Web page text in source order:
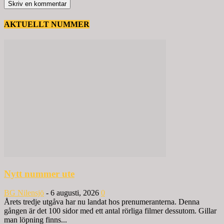
AKTUELLT NUMMER
Nytt nummer ute
BG Nilensjö - 6 augusti, 2026 0
Årets tredje utgåva har nu landat hos prenumeranterna. Denna
gången är det 100 sidor med ett antal rörliga filmer dessutom. Gillar
man löpning finns...